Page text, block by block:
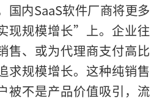
国内SaaS软件厂商将更多
现规模增长”上。企业往
售、或为代理商支付高比
求规模增长。这种纯销售
被不是产品价值吸引，流